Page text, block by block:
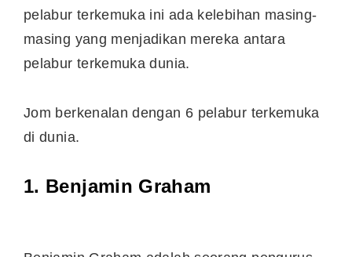
pelabur terkemuka ini ada kelebihan masing-
masing yang menjadikan mereka antara
pelabur terkemuka dunia.
Jom berkenalan dengan 6 pelabur terkemuka
di dunia.
1. Benjamin Graham